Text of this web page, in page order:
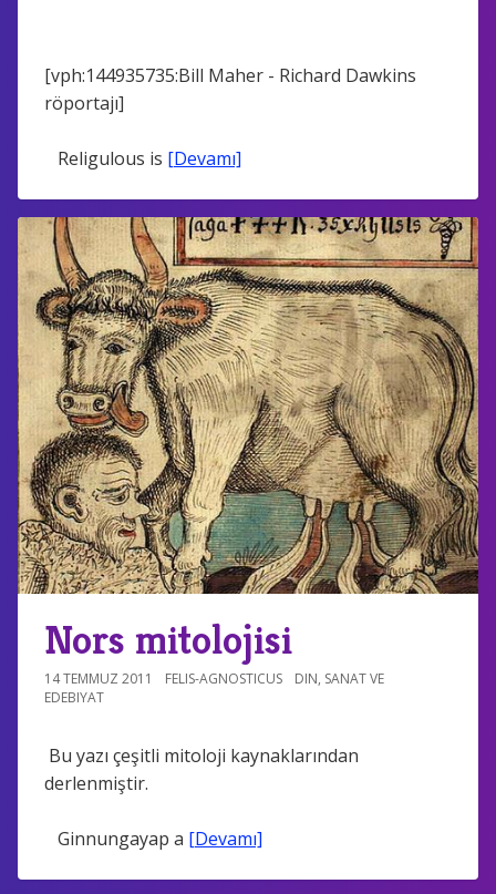
[vph:144935735:Bill Maher - Richard Dawkins
röportajı]
Religulous is [Devamı]
Nors mitolojisi
14 TEMMUZ 2011 FELIS-AGNOSTICUS DIN, SANAT VE
EDEBIYAT
Bu yazı çeşitli mitoloji kaynaklarından
derlenmiştir.
Ginnungayap a [Devamı]